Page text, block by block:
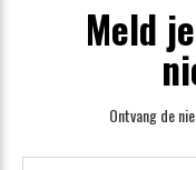
Meld
Ontvang de